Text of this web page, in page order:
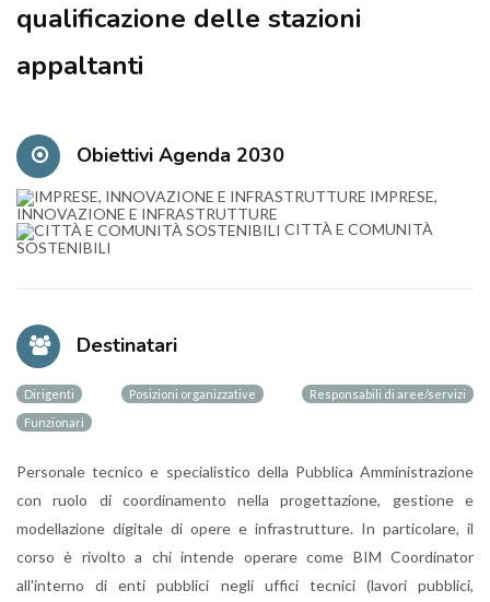
qualificazione delle stazioni
appaltanti
Obiettivi Agenda 2030
IMPRESE,
INNOVAZIONE E INFRASTRUTTURE
CITTÀ E COMUNITÀ
SOSTENIBILI
Destinatari
Dirigenti Posizioni organizzative
Responsabili di aree/servizi
Funzionari
Personale tecnico e specialistico della Pubblica Amministrazione
con ruolo di coordinamento nella progettazione, gestione e
modellazione digitale di opere e infrastrutture. In particolare, il
corso è rivolto a chi intende operare come BIM Coordinator
all'interno di enti pubblici negli uffici tecnici (lavori pubblici,